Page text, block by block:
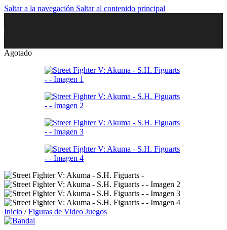
Saltar a la navegación Saltar al contenido principal
Agotado
Inicio / Figuras de Video Juegos